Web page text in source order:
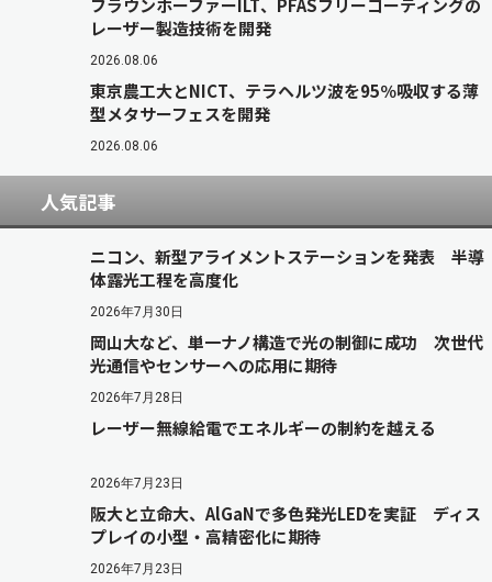
レーザー製造技術を開発
2026.08.06
東京農工大とNICT、テラヘルツ波を95％吸収する薄
型メタサーフェスを開発
2026.08.06
人気記事
ニコン、新型アライメントステーションを発表 半導
体露光工程を高度化
2026年7月30日
岡山大など、単一ナノ構造で光の制御に成功 次世代
光通信やセンサーへの応用に期待
2026年7月28日
レーザー無線給電でエネルギーの制約を越える
2026年7月23日
阪大と立命大、AlGaNで多色発光LEDを実証 ディス
プレイの小型・高精密化に期待
2026年7月23日